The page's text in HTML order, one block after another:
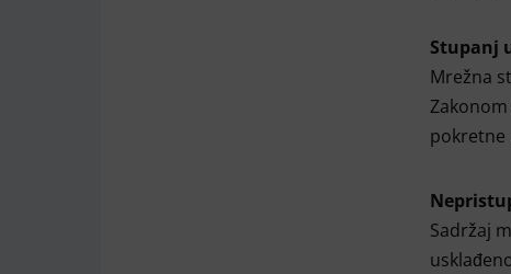
Stupanj
Mrežna
pokretne
Sadržaj